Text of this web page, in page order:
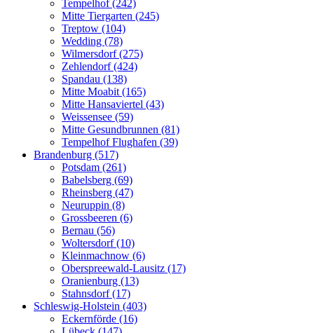
Tempelhof (242)
Mitte Tiergarten (245)
Treptow (104)
Wedding (78)
Wilmersdorf (275)
Zehlendorf (424)
Spandau (138)
Mitte Moabit (165)
Mitte Hansaviertel (43)
Weissensee (59)
Mitte Gesundbrunnen (81)
Tempelhof Flughafen (39)
Brandenburg (517)
Potsdam (261)
Babelsberg (69)
Rheinsberg (47)
Neuruppin (8)
Grossbeeren (6)
Bernau (56)
Woltersdorf (10)
Kleinmachnow (6)
Oberspreewald-Lausitz (17)
Oranienburg (13)
Stahnsdorf (17)
Schleswig-Holstein (403)
Eckernförde (16)